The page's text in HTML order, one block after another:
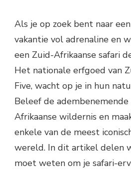
Als je op zoek bent naar
vakantie vol adrenaline en
een Zuid-Afrikaanse safari
Het nationale erfgoed van
Five, wacht op je in hun
Beleef de adembenemende
Afrikaanse wildernis en
enkele van de meest
wereld. In dit artikel delen
moet weten om je safari-